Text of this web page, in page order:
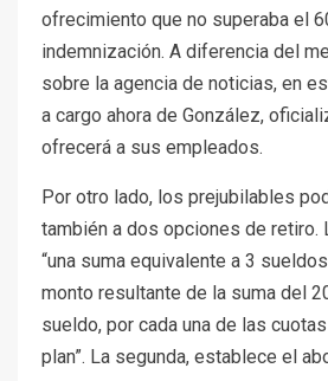
ofrecimiento que no superaba el
indemnización. A diferencia del
sobre la agencia de noticias, en
a cargo ahora de González,
ofrecerá a sus empleados.
Por otro lado, los prejubilables
también a dos opciones de retiro.
“una suma equivalente a 3
monto resultante de la suma del
sueldo, por cada una de las
plan”. La segunda, establece el